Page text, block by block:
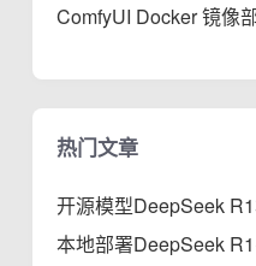
ComfyUI Docker 镜像
热门文章